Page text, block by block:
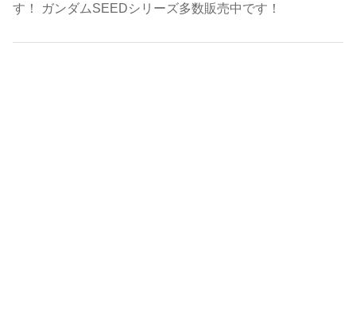
す！ ガンダムSEEDシリーズ多数販売中です！